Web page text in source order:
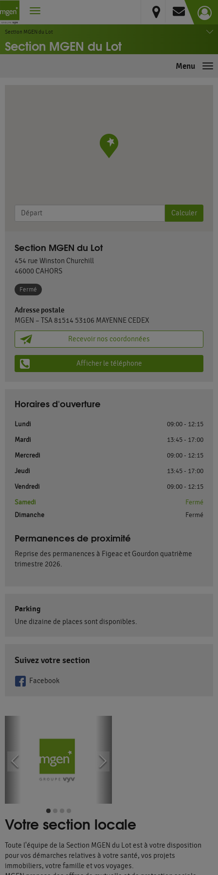
CAHORS
Section MGEN du Lot
Section MGEN du Lot
Menu
Calculer
Section MGEN du Lot
454 rue Winston Churchill
46000 CAHORS
Fermé
Adresse postale
MGEN – TSA 81514 53106 MAYENNE CEDEX
Recevoir nos coordonnées
Afficher le téléphone
Horaires d'ouverture
Lundi 09:00 - 12:15
Mardi 13:45 - 17:00
Mercredi 09:00 - 12:15
Jeudi 13:45 - 17:00
Vendredi 09:00 - 12:15
Samedi
Fermé
Dimanche
Fermé
Permanences de proximité
Reprise des permanences à Figeac et Gourdon quatrième
trimestre 2026.
Parking
Une dizaine de places sont disponibles.
Suivez votre section
Facebook
Votre section locale
Toute l'équipe de la Section MGEN du Lot est à votre disposition
pour vos démarches relatives à votre santé, vos projets
immobiliers, votre famille et vos voyages.